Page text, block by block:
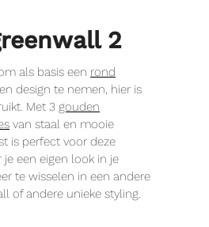
2
als basis een rond
design te nemen, hier is
Met 3 gouden
van staal en mooie
is perfect voor deze
je een eigen look in je
te wisselen in een andere
of andere unieke styling.